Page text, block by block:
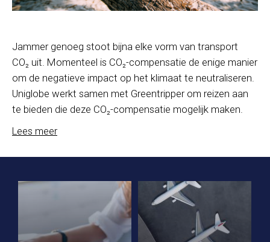
Jammer genoeg stoot bijna elke vorm van transport
CO₂ uit. Momenteel is CO₂-compensatie de enige manier
om de negatieve impact op het klimaat te neutraliseren.
Uniglobe werkt samen met Greentripper om reizen aan
te bieden die deze CO₂-compensatie mogelijk maken.
Lees meer